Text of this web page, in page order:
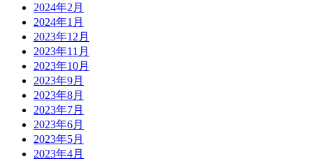
2024年2月
2024年1月
2023年12月
2023年11月
2023年10月
2023年9月
2023年8月
2023年7月
2023年6月
2023年5月
2023年4月